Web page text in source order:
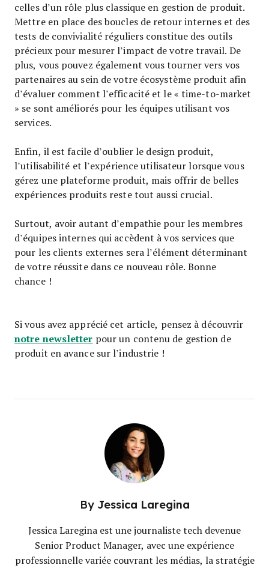
celles d’un rôle plus classique en gestion de produit.
Mettre en place des boucles de retour internes et des
tests de convivialité réguliers constitue des outils
précieux pour mesurer l’impact de votre travail. De
plus, vous pouvez également vous tourner vers vos
partenaires au sein de votre écosystème produit afin
d’évaluer comment l’efficacité et le « time-to-market
» se sont améliorés pour les équipes utilisant vos
services.
Enfin, il est facile d’oublier le design produit,
l’utilisabilité et l’expérience utilisateur lorsque vous
gérez une plateforme produit, mais offrir de belles
expériences produits reste tout aussi crucial.
Surtout, avoir autant d’empathie pour les membres
d’équipes internes qui accèdent à vos services que
pour les clients externes sera l’élément déterminant
de votre réussite dans ce nouveau rôle. Bonne
chance !
Si vous avez apprécié cet article, pensez à découvrir
notre newsletter pour un contenu de gestion de
produit en avance sur l’industrie !
By Jessica Laregina
Jessica Laregina est une journaliste tech devenue
Senior Product Manager, avec une expérience
professionnelle variée couvrant les médias, la stratégie